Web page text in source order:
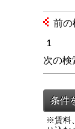
前の
1
※賃料